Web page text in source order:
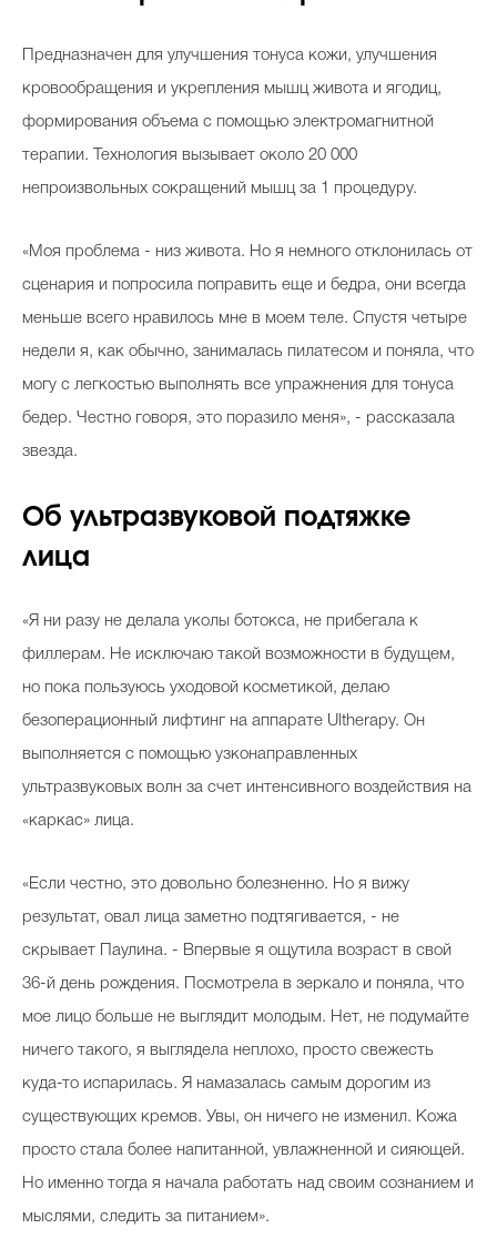
Предназначен для улучшения тонуса кожи, улучшения
кровообращения и укрепления мышц живота и ягодиц,
формирования объема с помощью электромагнитной
терапии. Технология вызывает около 20 000
непроизвольных сокращений мышц за 1 процедуру.
«Моя проблема - низ живота. Но я немного отклонилась от
сценария и попросила поправить еще и бедра, они всегда
меньше всего нравилось мне в моем теле. Спустя четыре
недели я, как обычно, занималась пилатесом и поняла, что
могу с легкостью выполнять все упражнения для тонуса
бедер. Честно говоря, это поразило меня», - рассказала
звезда.
Об ультразвуковой подтяжке
лица
«Я ни разу не делала уколы ботокса, не прибегала к
филлерам. Не исключаю такой возможности в будущем,
но пока пользуюсь уходовой косметикой, делаю
безоперационный лифтинг на аппарате Ultherapy. Он
выполняется с помощью узконаправленных
ультразвуковых волн за счет интенсивного воздействия на
«каркас» лица.
«Если честно, это довольно болезненно. Но я вижу
результат, овал лица заметно подтягивается, - не
скрывает Паулина. - Впервые я ощутила возраст в свой
36-й день рождения. Посмотрела в зеркало и поняла, что
мое лицо больше не выглядит молодым. Нет, не подумайте
ничего такого, я выглядела неплохо, просто свежесть
куда-то испарилась. Я намазалась самым дорогим из
существующих кремов. Увы, он ничего не изменил. Кожа
просто стала более напитанной, увлажненной и сияющей.
Но именно тогда я начала работать над своим сознанием и
мыслями, следить за питанием».